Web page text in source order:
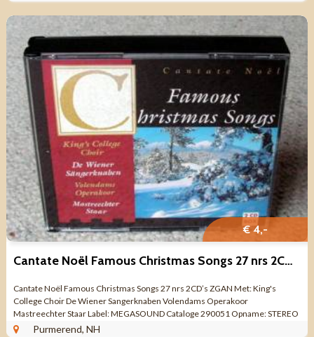
€ 4,-
Cantate Noël Famous Christmas Songs 27 nrs 2CD’s ZGAN
Cantate Noël Famous Christmas Songs 27 nrs 2CD’s ZGAN Met: King's
College Choir De Wiener Sangerknaben Volendams Operakoor
Mastreechter Staar Label: MEGASOUND Cataloge 290051 Opname: STEREO
Format: 2 CD’s Uitgegeven: ...
Purmerend, NH